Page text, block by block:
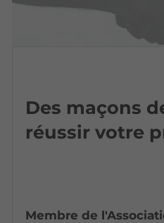
Des maçons
réussir votre
Membre de